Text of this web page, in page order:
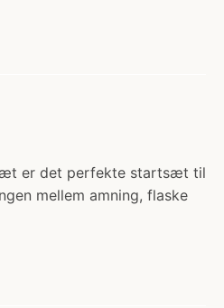
er det perfekte startsæt til
mellem amning, flaske